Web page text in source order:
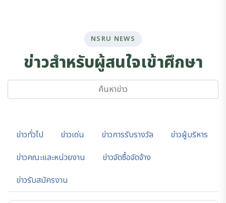
NSRU NEWS
ขาวสำหรบผสนใจเขาศกษา
ข่าวทั่วไป ข่าวเด่น ข่าวการรับรางวัล
ข่าวผู้บริหาร
ข่าวคณะและหน่วยงาน
ข่าวจัดซื้อจัดจ้าง
ข่าวรับสมัครงาน